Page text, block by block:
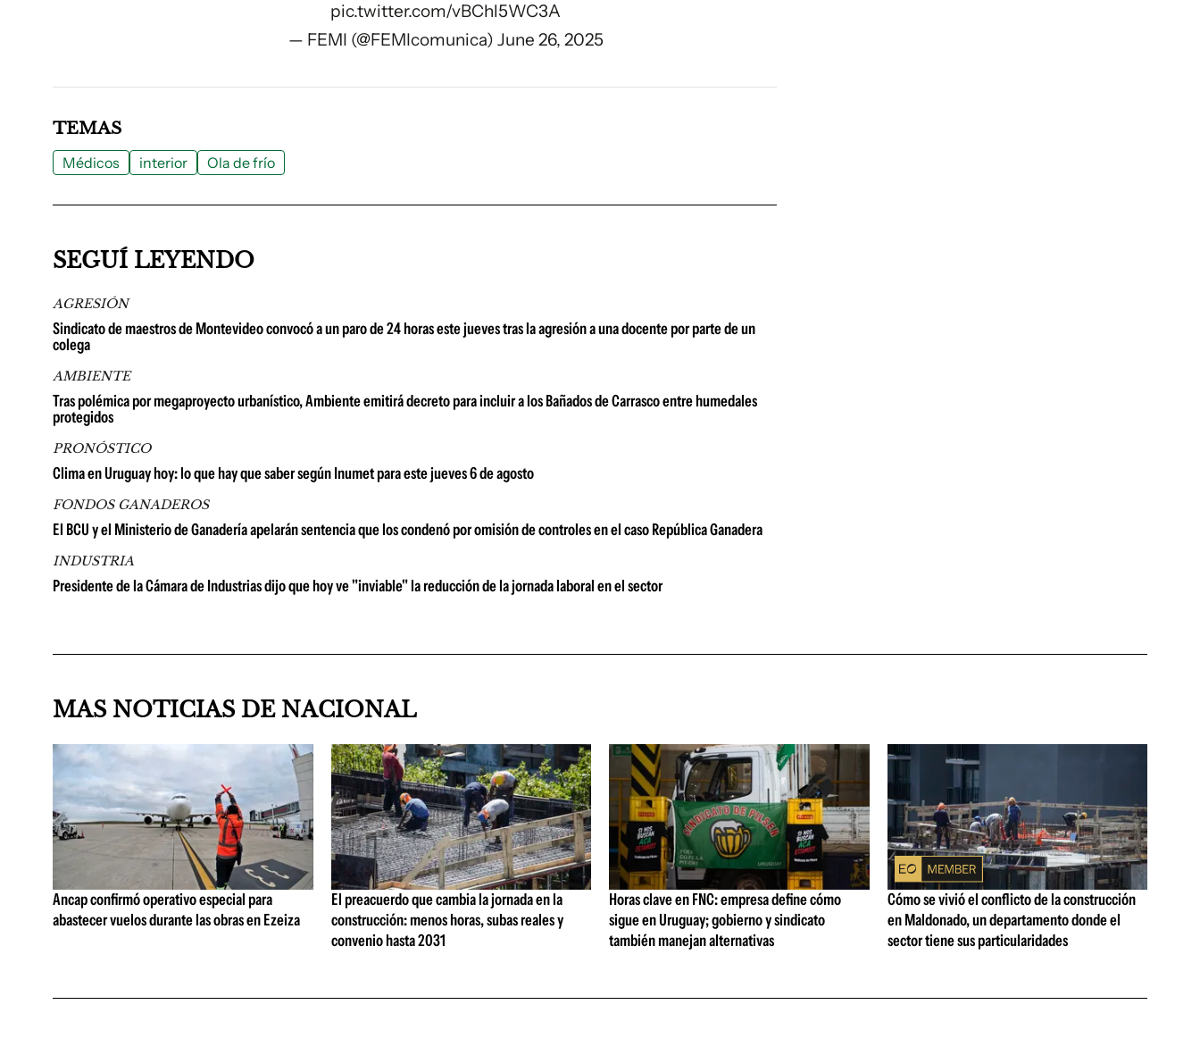
pic.twitter.com/vBChl5WC3A
— FEMI (@FEMIcomunica) June 26, 2025
TEMAS
Médicos interior Ola de frío
SEGUÍ LEYENDO
AGRESIÓN
Sindicato de maestros de Montevideo convocó a un paro de 24 horas este jueves tras la agresión a una docente por parte de un
colega
AMBIENTE
Tras polémica por megaproyecto urbanístico, Ambiente emitirá decreto para incluir a los Bañados de Carrasco entre humedales
protegidos
PRONÓSTICO
Clima en Uruguay hoy: lo que hay que saber según Inumet para este jueves 6 de agosto
FONDOS GANADEROS
El BCU y el Ministerio de Ganadería apelarán sentencia que los condenó por omisión de controles en el caso República Ganadera
INDUSTRIA
Presidente de la Cámara de Industrias dijo que hoy ve "inviable" la reducción de la jornada laboral en el sector
MAS NOTICIAS DE NACIONAL
Ancap confirmó operativo especial para
abastecer vuelos durante las obras en Ezeiza
El preacuerdo que cambia la jornada en la
construcción: menos horas, subas reales y
convenio hasta 2031
Horas clave en FNC: empresa define cómo
sigue en Uruguay; gobierno y sindicato
también manejan alternativas
Cómo se vivió el conflicto de la construcción
en Maldonado, un departamento donde el
sector tiene sus particularidades